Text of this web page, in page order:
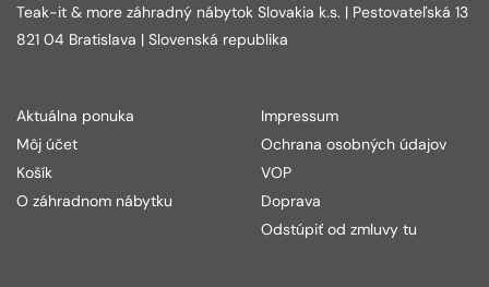
Teak-it & more záhradný nábytok Slovakia k.s. | Pestovateľská 13
821 04 Bratislava | Slovenská republika
Aktuálna ponuka
Môj účet
Košík
O záhradnom nábytku
Impressum
Ochrana osobných údajov
VOP
Doprava
Odstúpiť od zmluvy tu